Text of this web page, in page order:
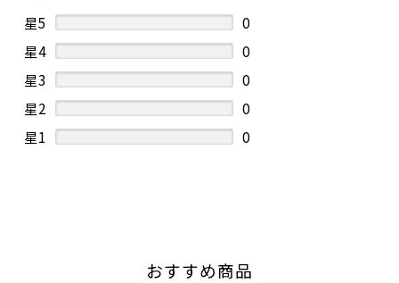
他にもご不明な点がございましたらお問合せ下さ
い。
サンマモルワイナリー 2024-04-14 01:25:43
星5
0
星4
0
星3
0
星2
0
星1
0
おすすめ商品